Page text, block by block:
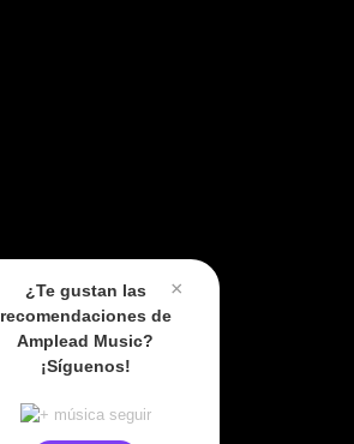
×
¿Te gustan las
recomendaciones de
Amplead Music?
¡Síguenos!